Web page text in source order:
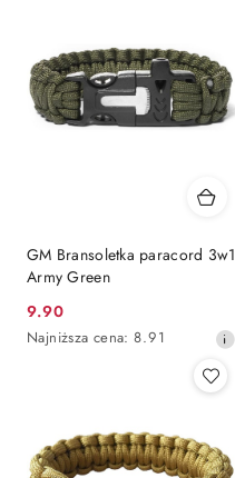
GM Bransoletka paracord 3w1
Army Green
Cena
promocyjna:
9.90
Najniższa
przed
obniżką
Najniższa cena: 8.91